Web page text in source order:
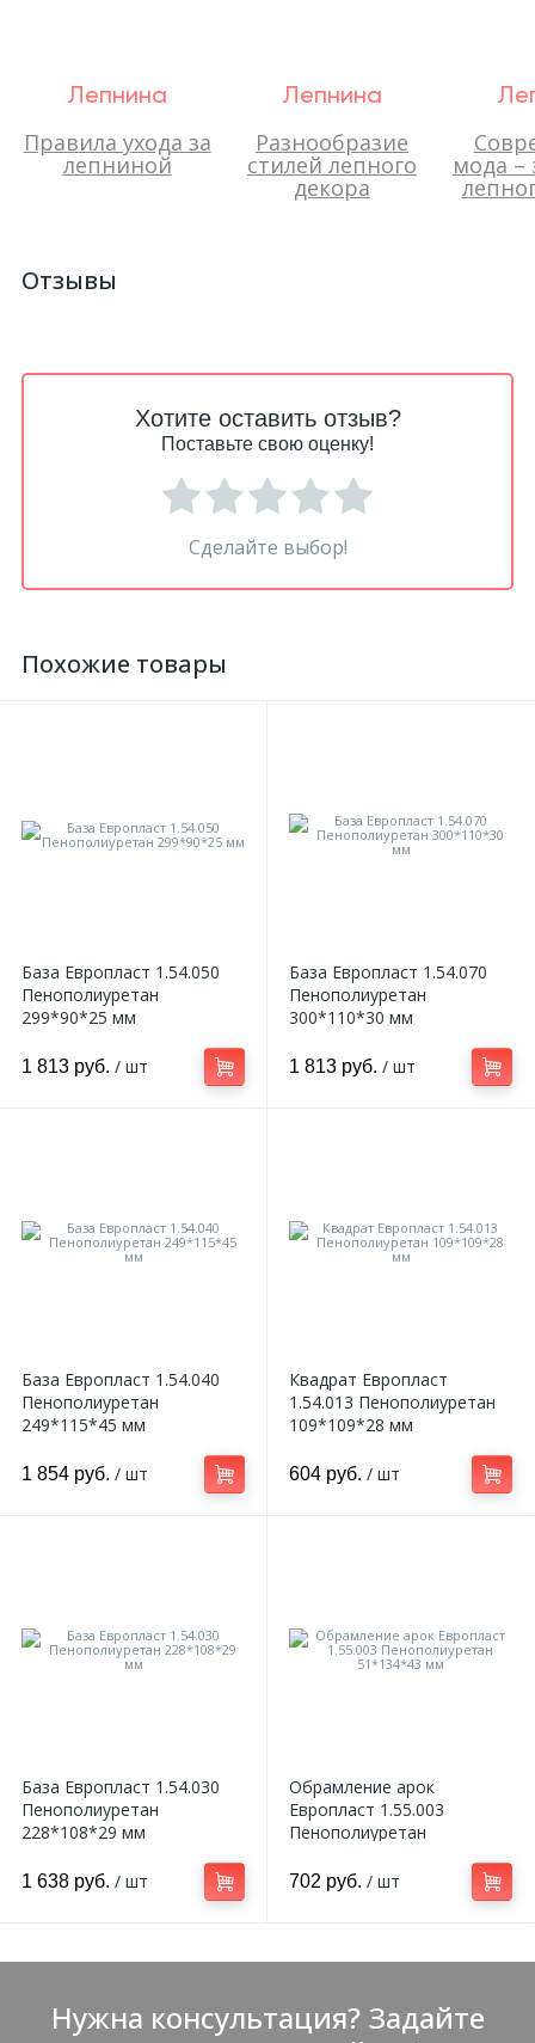
Лепнина
Правила ухода за
лепниной
Лепнина
Разнообразие
стилей лепного
декора
мода –
Отзывы
Хотите оставить отзыв?
Поставьте свою оценку!
Сделайте выбор!
Похожие товары
База Европласт 1.54.050
Пенополиуретан
299*90*25 мм
1 813 руб. / шт
База Европласт 1.54.070
Пенополиуретан
300*110*30 мм
1 813 руб. / шт
База Европласт 1.54.040
Пенополиуретан
249*115*45 мм
1 854 руб. / шт
Квадрат Европласт
1.54.013 Пенополиуретан
109*109*28 мм
604 руб. / шт
База Европласт 1.54.030
Пенополиуретан
228*108*29 мм
1 638 руб. / шт
Обрамление арок
Европласт 1.55.003
Пенополиуретан
702 руб. / шт
Нужна консультация? Задайте